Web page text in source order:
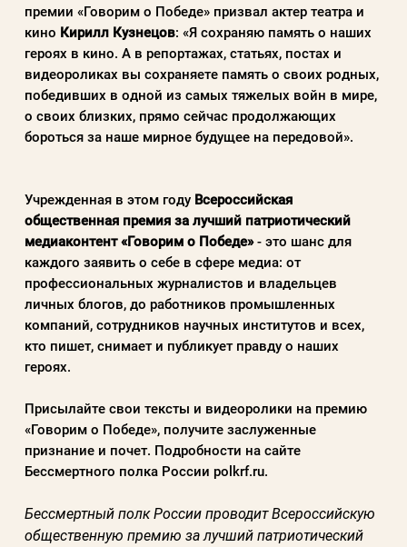
ВОЙТИ
Регистрация Забыли пароль?
премии «Говорим о Победе» призвал актер театра и
кино Кирилл Кузнецов: «Я сохраняю память о наших
героях в кино. А в репортажах, статьях, постах и
видеороликах вы сохраняете память о своих родных,
победивших в одной из самых тяжелых войн в мире,
о своих близких, прямо сейчас продолжающих
бороться за наше мирное будущее на передовой».
Учрежденная в этом году Всероссийская
общественная премия за лучший патриотический
медиаконтент «Говорим о Победе»- это шанс для
каждого заявить о себе в сфере медиа: от
профессиональных журналистов и владельцев
личных блогов, до работников промышленных
компаний, сотрудников научных институтов и всех,
кто пишет, снимает и публикует правду о наших
героях.
Присылайте свои тексты и видеоролики на премию
«Говорим о Победе», получите заслуженные
признание и почет. Подробности на сайте
Бессмертного полка Россииpolkrf.ru.
Бессмертный полк России проводит Всероссийскую
общественную премию за лучший патриотический